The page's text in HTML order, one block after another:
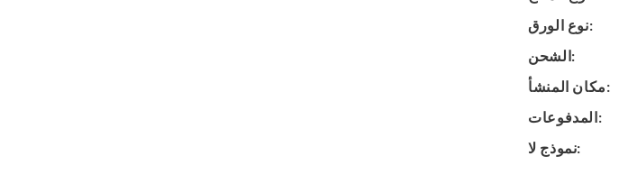
نوع الورق:
الشحن:
مكان المنشأ:
المدفوعات:
نموذج لا: